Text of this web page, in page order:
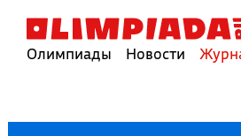
Олимпиады Новости